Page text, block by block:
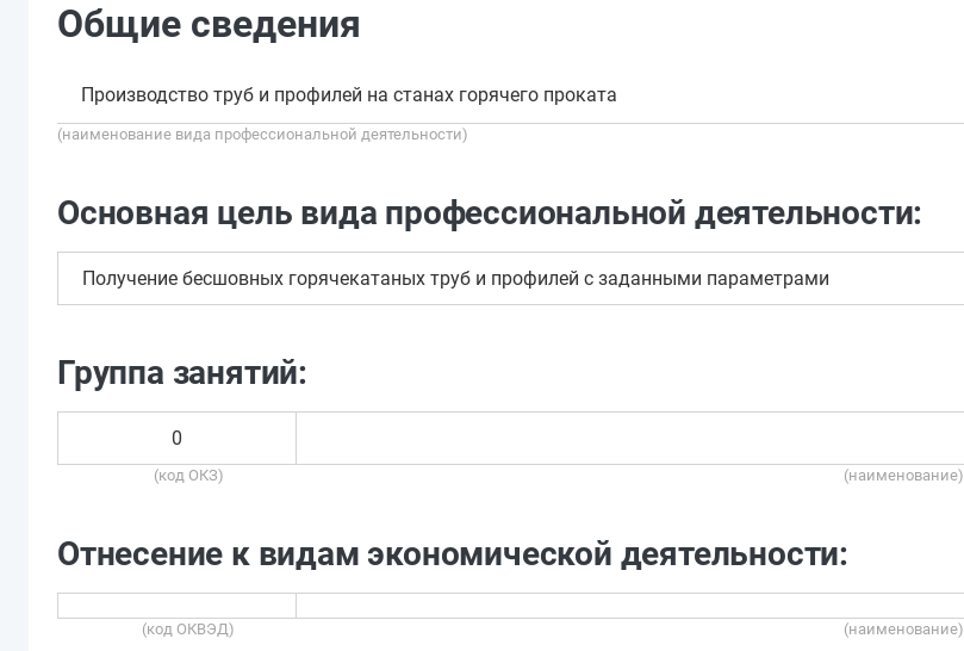
Общие сведения
Производство труб и профилей на станах горячего проката
(наименование вида профессиональной деятельности)
Основная цель вида профессиональной деятельности:
Получение бесшовных горячекатаных труб и профилей с заданными параметрами
Группа занятий:
0
(код ОКЗ) (наименование)
Отнесение к видам экономической деятельности:
(код ОКВЭД) (наименование)